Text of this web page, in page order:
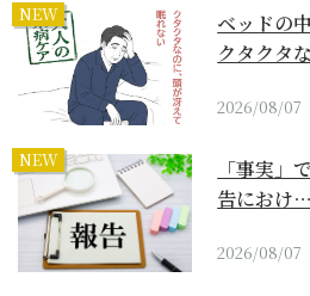
NEW
ベッドの
クタクタ
2026/08/07
NEW
「事実」
告におけ…
2026/08/07